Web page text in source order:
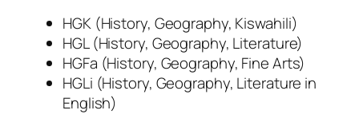
HGK (History, Geography, Kiswahili)
HGL (History, Geography, Literature)
HGFa (History, Geography, Fine Arts)
HGLi (History, Geography, Literature in
English)